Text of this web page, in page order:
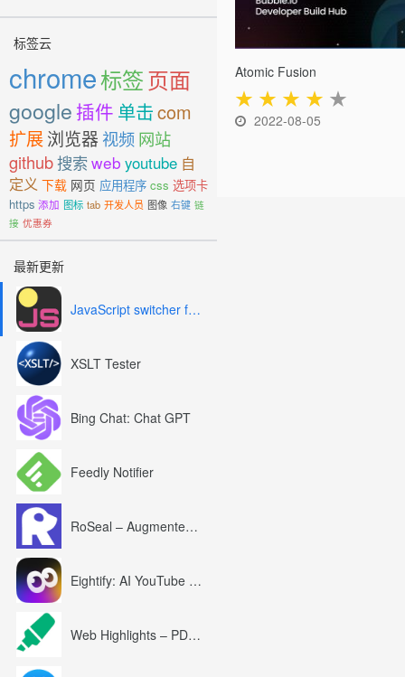
标签云
chrome标签页面
google 插件 单击com
扩展浏览器 视频网站
github搜索web youtube 自
定义 下载 网页 应用程序 css 选项卡
https 添加 图标 tab 开发人员 图像 右键 链
接 优惠券
最新更新
JavaScript switcher for SEO and development
XSLT Tester
Bing Chat: Chat GPT
Feedly Notifier
RoSeal – Augmented Roblox Experience
Eightify: AI YouTube Summary with ChatGPT
Web Highlights – PDF & Web Highlighter
Atomic Fusion
★ ★ ★ ★ ★
2022-08-05